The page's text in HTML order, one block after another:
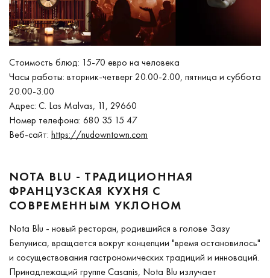
Стоимость блюд: 15-70 евро на человека
Часы работы: вторник-четверг 20.00-2.00, пятница и суббота
20.00-3.00
Адрес: C. Las Malvas, 11, 29660
Номер телефона: 680 35 15 47
Веб-сайт: https://nudowntown.com
NOTA BLU - ТРАДИЦИОННАЯ
ФРАНЦУЗСКАЯ КУХНЯ С
СОВРЕМЕННЫМ УКЛОНОМ
Nota Blu - новый ресторан, родившийся в голове Зазу
Белуниса, вращается вокруг концепции "время остановилось"
и сосуществования гастрономических традиций и инноваций.
Принадлежащий группе Casanis, Nota Blu излучает